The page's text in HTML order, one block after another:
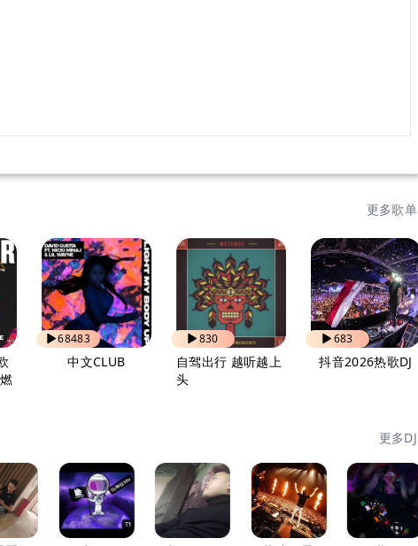
更多歌单
68483
中文CLUB
830
自驾出行 越听越上
头
683
抖音2026热歌DJ
更多DJ